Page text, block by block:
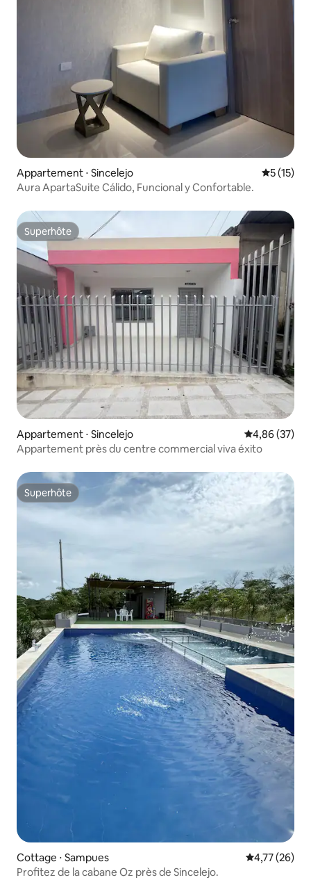
Appartement ⋅ Sincelejo
5 (15)
Aura ApartaSuite Cálido, Funcional y Confortable.
Superhôte
Superhôte
Appartement ⋅ Sincelejo Évaluation
4,86 (37)
Appartement près du centre commercial viva éxito
Superhôte
Superhôte
Cottage ⋅ Sampues Évaluation
4,77 (26)
Profitez de la cabane Oz près de Sincelejo.